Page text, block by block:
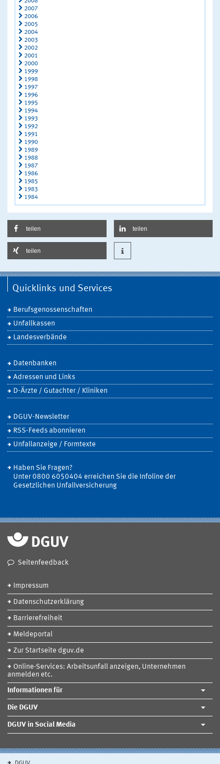
2007
2006
2005
2004
2003
2002
2001
2000
1999
1998
1997
1996
1995
1994
1993
1992
1991
1990
1989
1988
1987
1986
1985
1983
1984
teilen teilen
teilen
Quicklinks und Services
Berufsgenossenschaften
Unfallkassen
Landesverbände
Datenbanken
Adressen und Links
D-Ärzte / Gutachter / Kliniken
DGUV-Newsletter
RSS-Feeds abonnieren
Unfallanzeige / Formtexte
Haben Sie Fragen?
Unter 0800 6050404 erreichen Sie die Infoline der
Gesetzlichen Unfallversicherung
Seitenfeedback
Impressum
Datenschutzerklärung
Barrierefreiheit
Meldeportal
Zur Startseite dguv.de
Online-Services: Arbeitsunfall anzeigen, Unternehmen
anmelden etc.
Informationen für
Die DGUV
DGUV in Social Media